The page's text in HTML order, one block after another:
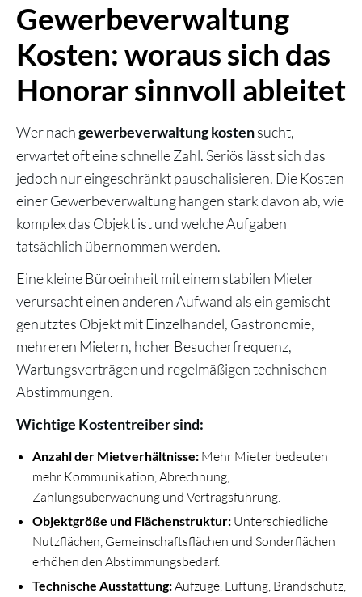
Gewerbeverwaltung
Kosten: woraus sich das
Honorar sinnvoll ableitet
Wer nachgewerbeverwaltung kostensucht,
erwartet oft eine schnelle Zahl. Seriös lässt sich das
jedoch nur eingeschränkt pauschalisieren. Die Kosten
einer Gewerbeverwaltung hängen stark davon ab, wie
komplex das Objekt ist und welche Aufgaben
tatsächlich übernommen werden.
Eine kleine Büroeinheit mit einem stabilen Mieter
verursacht einen anderen Aufwand als ein gemischt
genutztes Objekt mit Einzelhandel, Gastronomie,
mehreren Mietern, hoher Besucherfrequenz,
Wartungsverträgen und regelmäßigen technischen
Abstimmungen.
Wichtige Kostentreiber sind:
Anzahl der Mietverhältnisse: Mehr Mieter bedeuten
mehr Kommunikation, Abrechnung,
Zahlungsüberwachung und Vertragsführung.
Objektgröße und Flächenstruktur: Unterschiedliche
Nutzflächen, Gemeinschaftsflächen und Sonderflächen
erhöhen den Abstimmungsbedarf.
Technische Ausstattung:Aufzüge, Lüftung, Brandschutz,